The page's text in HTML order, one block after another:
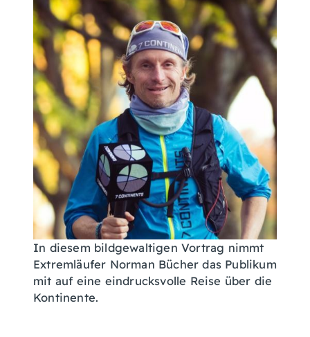
In diesem bildgewaltigen Vortrag nimmt
Extremläufer Norman Bücher das Publikum
mit auf eine eindrucksvolle Reise über die
Kontinente.